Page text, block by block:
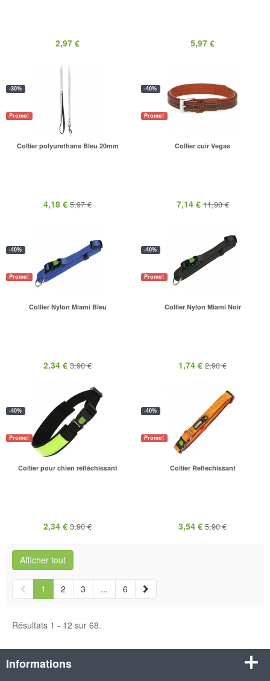
2,97 € 5,97 €
Promo!
Collier polyurethane Bleu 20mm
4,18 € 5,97 €
-30%
Promo!
Collier cuir Vegas
7,14 €11,90 €
-40%
Promo!
Collier Nylon Miami Bleu
2,34 € 3,90 €
-40%
Promo!
Collier Nylon Miami Noir
1,74 € 2,90 €
-40%
Promo!
Collier pour chien réfléchissant
2,34 € 3,90 €
-40%
Promo!
Collier Reflechissant
3,54 € 5,90 €
-40%
Afficher tout
1 2 3 ... 6
Résultats 1 - 12 sur 68.
Informations